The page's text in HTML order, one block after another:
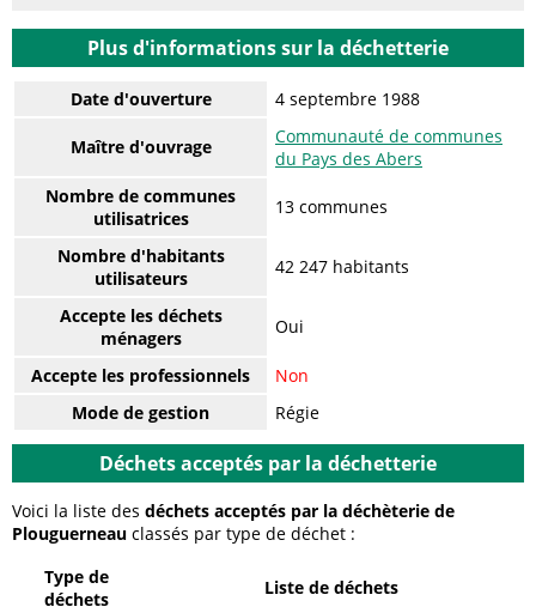
Plus d'informations sur la déchetterie
Date d'ouverture 4 septembre 1988
Maître d'ouvrage
Communauté de communes
du Pays des Abers
Nombre de communes
utilisatrices
13 communes
Nombre d'habitants
utilisateurs
42 247 habitants
Accepte les déchets
ménagers
Oui
Accepte les professionnels
Non
Mode de gestion
Régie
Déchets acceptés par la déchetterie
Voici la liste des déchets acceptés par la déchèterie de
Plouguerneau classés par type de déchet :
Type de
déchets
Liste de déchets